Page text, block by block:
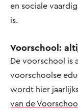
en sociale
is.
Voorschool:
De voorschool is
voorschoolse
wordt hier
van de